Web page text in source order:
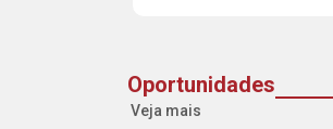
Oportunidades
Veja mais